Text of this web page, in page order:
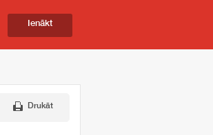
Ienākt
Drukāt